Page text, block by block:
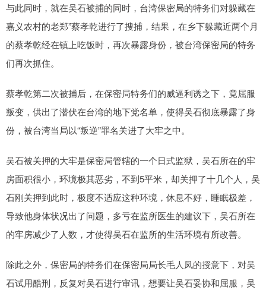
与此同时，就在吴石被捕的同时，台湾保密局的特务们对躲藏在
嘉义农村的老郑”蔡孝乾进行了搜捕，结果，在乡下躲藏近两个月
的蔡孝乾经在镇上吃饭时，再次暴露身份，被台湾保密局的特务
们再次抓住。
蔡孝乾第二次被捕后，在保密局特务们的威逼利诱之下，竟屈服
叛变，供出了潜伏在台湾的地下党名单，使得吴石彻底暴露了身
份，被台湾当局以“叛逆”罪名关进了大牢之中。
吴石被关押的大牢是保密局管辖的一个日式监狱，吴石所在的牢
房面积很小，环境极其恶劣，不到5平米，却关押了十几个人，吴
石刚关押到此时，极度不适应这种环境，休息不好，睡眠极差，
导致他身体状况出了问题，多亏在监所医生的建议下，吴石所在
的牢房减少了人数，才使得吴石在监所的生活环境有所改善。
除此之外，保密局的特务们在保密局局长毛人凤的授意下，对吴
石试用酷刑，反复对吴石进行审讯，想要让吴石妥协和屈服，吴